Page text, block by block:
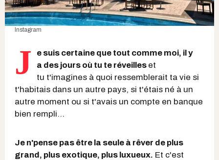
Instagram
J
e suis certaine que tout comme moi, il y
a des jours où tu te réveilles et
tu t'imagines à quoi ressemblerait ta vie si
t'habitais dans un autre pays, si t'étais né à un
autre moment ou si t'avais un compte en banque
bien rempli...
Je n'pense pas être la seule à rêver de plus
grand, plus exotique, plus luxueux. Et c'est